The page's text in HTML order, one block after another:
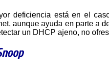
aunque ayuda en parte a
un DHCP ajeno, no